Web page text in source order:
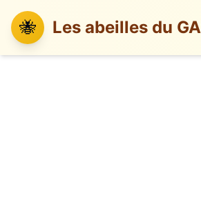
🐝 Les abeilles du